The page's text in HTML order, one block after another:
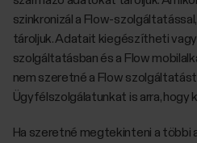
szinkronizál a Flow-
tároljuk. Adatait kiegészítheti
szolgáltatásban és a Flow
nem szeretné a Flow
Ügyfélszolgálatunkat is arra, hogy
Ha szeretné megtekinteni a többi